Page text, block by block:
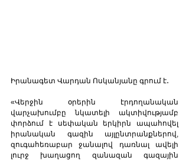
Իրանագետ Վարդան Ոսկանյանը գրում է․
«Վերջին օրերին էրդողանական
վարչախումբը նկատելի ակտիվությամբ
փորձում է սեփական երկիրն ապահովել
իրանական գազին այլընտրանքներով,
զուգահեռաբար ջանալով դառնալ ավելի
լուրջ խաղացող զանազան գազային